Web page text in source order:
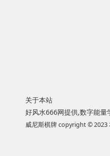
关于本站
好风水666网提供,数字能
威尼斯棋牌 copyright © 2023